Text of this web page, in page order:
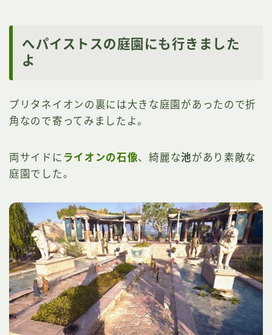
へパイストスの庭園にも行きました
よ
プリタネイオンの裏には大きな庭園があったので折
角なので寄ってみましたよ。
両サイドに ライオンの石像、綺麗な池があり素敵な
庭園でした。